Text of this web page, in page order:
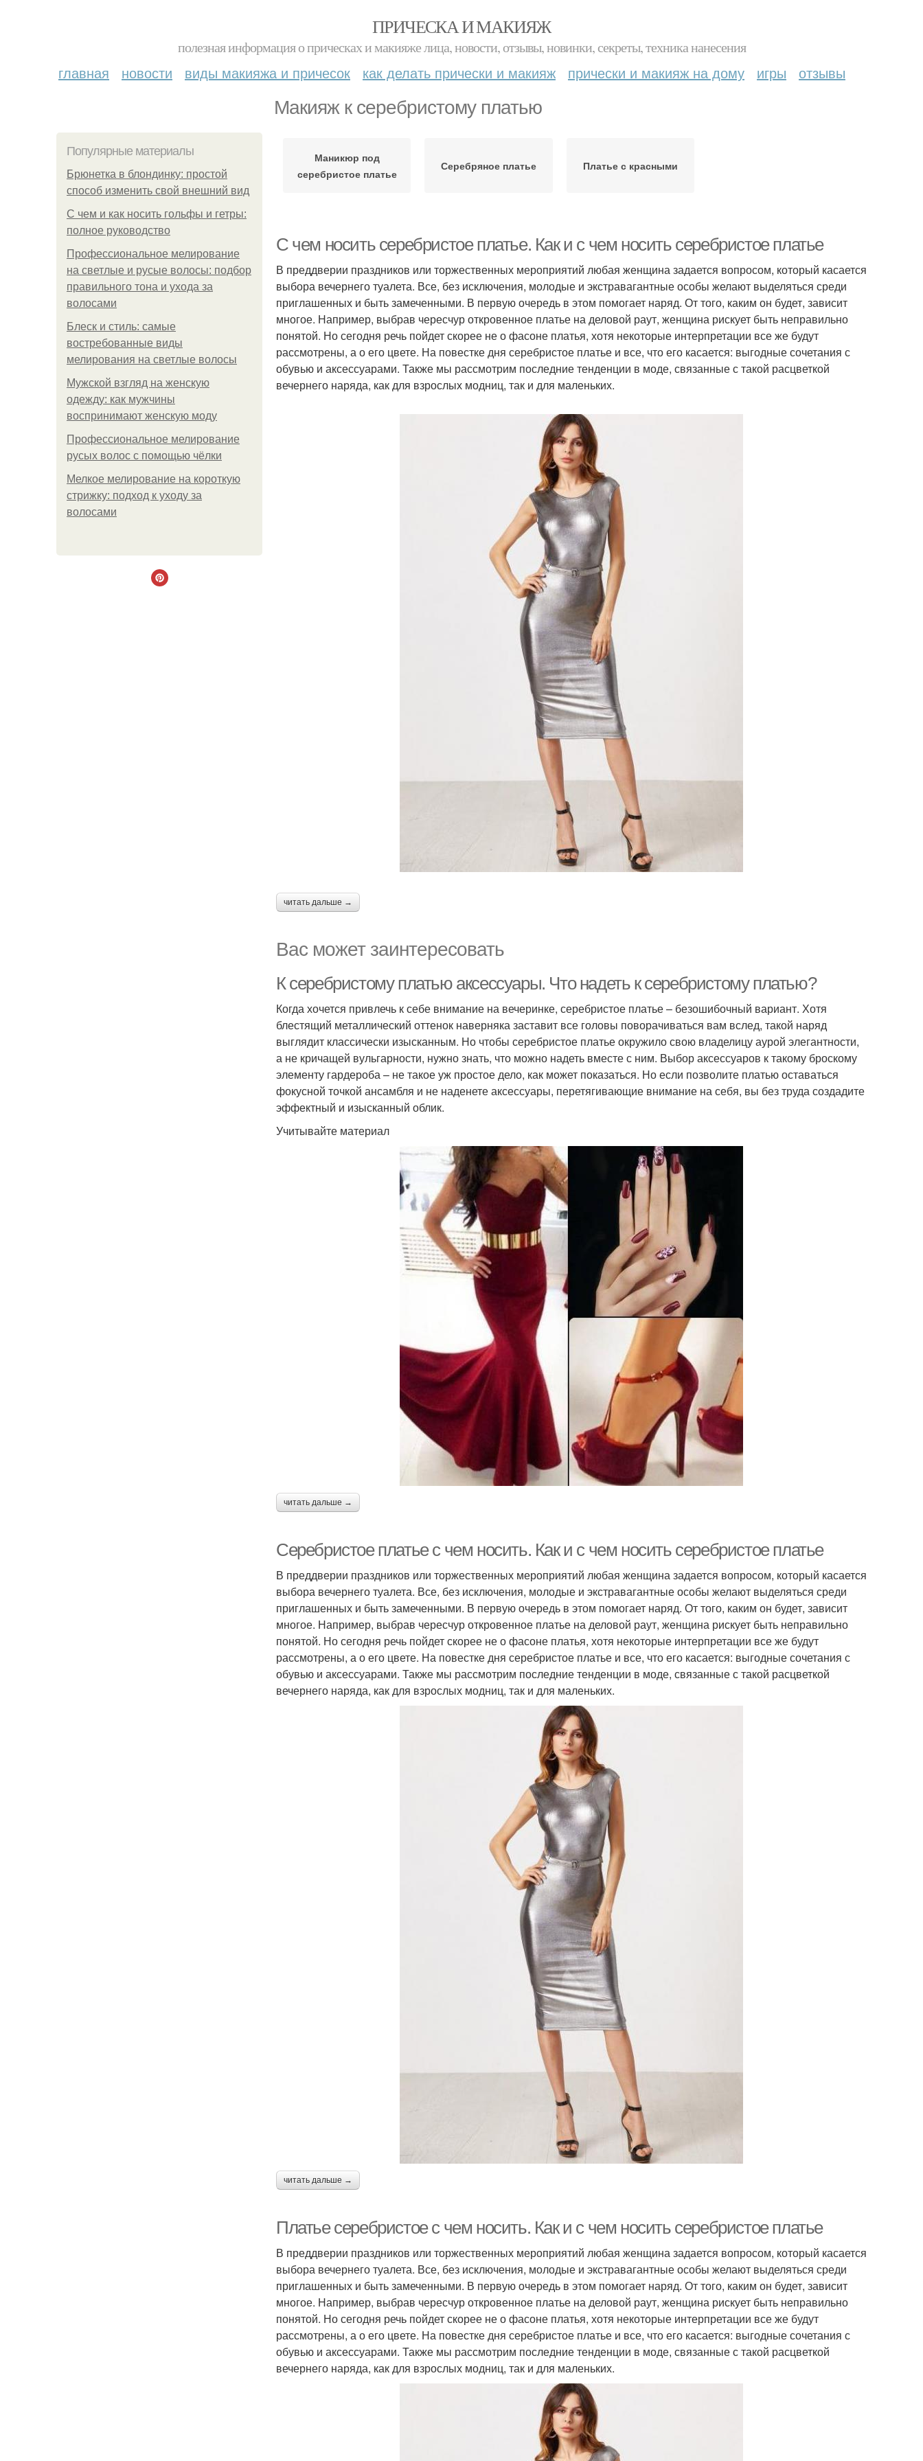
ПРИЧЕСКА И МАКИЯЖ
полезная информация о прическах и макияже лица, новости, отзывы, новинки, секреты, техника нанесения
главная новости виды макияжа и причесок как делать прически и макияж прически и макияж на дому игры отзывы
Макияж к серебристому платью
Популярные материалы
Брюнетка в блондинку: простой
способ изменить свой внешний вид
С чем и как носить гольфы и гетры:
полное руководство
Профессиональное мелирование
на светлые и русые волосы: подбор
правильного тона и ухода за
волосами
Блеск и стиль: самые
востребованные виды
мелирования на светлые волосы
Мужской взгляд на женскую
одежду: как мужчины
воспринимают женскую моду
Профессиональное мелирование
русых волос с помощью чёлки
Мелкое мелирование на короткую
стрижку: подход к уходу за
волосами
Маникюр под
серебристое платье
Серебряное платье Платье с красными
С чем носить серебристое платье. Как и с чем носить серебристое платье
В преддверии праздников или торжественных мероприятий любая женщина задается вопросом, который касается
выбора вечернего туалета. Все, без исключения, молодые и экстравагантные особы желают выделяться среди
приглашенных и быть замеченными. В первую очередь в этом помогает наряд. От того, каким он будет, зависит
многое. Например, выбрав чересчур откровенное платье на деловой раут, женщина рискует быть неправильно
понятой. Но сегодня речь пойдет скорее не о фасоне платья, хотя некоторые интерпретации все же будут
рассмотрены, а о его цвете. На повестке дня серебристое платье и все, что его касается: выгодные сочетания с
обувью и аксессуарами. Также мы рассмотрим последние тенденции в моде, связанные с такой расцветкой
вечернего наряда, как для взрослых модниц, так и для маленьких.
читать дальше →
Вас может заинтересовать
К серебристому платью аксессуары. Что надеть к серебристому платью?
Когда хочется привлечь к себе внимание на вечеринке, серебристое платье – безошибочный вариант. Хотя
блестящий металлический оттенок наверняка заставит все головы поворачиваться вам вслед, такой наряд
выглядит классически изысканным. Но чтобы серебристое платье окружило свою владелицу аурой элегантности,
а не кричащей вульгарности, нужно знать, что можно надеть вместе с ним. Выбор аксессуаров к такому броскому
элементу гардероба – не такое уж простое дело, как может показаться. Но если позволите платью оставаться
фокусной точкой ансамбля и не наденете аксессуары, перетягивающие внимание на себя, вы без труда создадите
эффектный и изысканный облик.
Учитывайте материал
читать дальше →
Серебристое платье с чем носить. Как и с чем носить серебристое платье
В преддверии праздников или торжественных мероприятий любая женщина задается вопросом, который касается
выбора вечернего туалета. Все, без исключения, молодые и экстравагантные особы желают выделяться среди
приглашенных и быть замеченными. В первую очередь в этом помогает наряд. От того, каким он будет, зависит
многое. Например, выбрав чересчур откровенное платье на деловой раут, женщина рискует быть неправильно
понятой. Но сегодня речь пойдет скорее не о фасоне платья, хотя некоторые интерпретации все же будут
рассмотрены, а о его цвете. На повестке дня серебристое платье и все, что его касается: выгодные сочетания с
обувью и аксессуарами. Также мы рассмотрим последние тенденции в моде, связанные с такой расцветкой
вечернего наряда, как для взрослых модниц, так и для маленьких.
читать дальше →
Платье серебристое с чем носить. Как и с чем носить серебристое платье
В преддверии праздников или торжественных мероприятий любая женщина задается вопросом, который касается
выбора вечернего туалета. Все, без исключения, молодые и экстравагантные особы желают выделяться среди
приглашенных и быть замеченными. В первую очередь в этом помогает наряд. От того, каким он будет, зависит
многое. Например, выбрав чересчур откровенное платье на деловой раут, женщина рискует быть неправильно
понятой. Но сегодня речь пойдет скорее не о фасоне платья, хотя некоторые интерпретации все же будут
рассмотрены, а о его цвете. На повестке дня серебристое платье и все, что его касается: выгодные сочетания с
обувью и аксессуарами. Также мы рассмотрим последние тенденции в моде, связанные с такой расцветкой
вечернего наряда, как для взрослых модниц, так и для маленьких.